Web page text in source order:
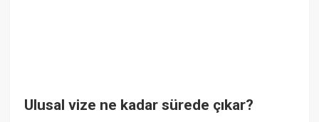
Ulusal vize ne kadar sürede çıkar?